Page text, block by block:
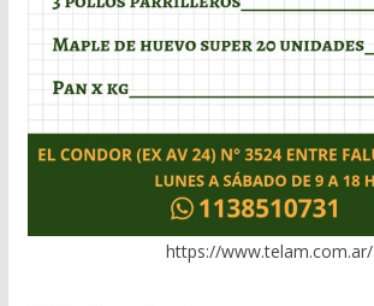
https://www.telam.com.ar/